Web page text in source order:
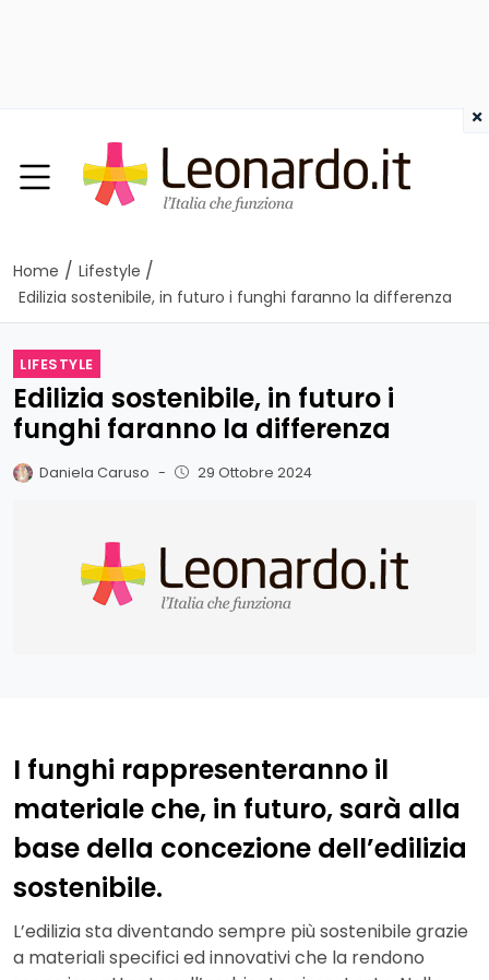
Home / Lifestyle /
Edilizia sostenibile, in futuro i funghi faranno la differenza
LIFESTYLE
Edilizia sostenibile, in futuro i
funghi faranno la differenza
Daniela Caruso - 29 Ottobre 2024
I funghi rappresenteranno il
materiale che, in futuro, sarà alla
base della concezione dell’edilizia
sostenibile.
L’edilizia sta diventando sempre più sostenibile grazie
a materiali specifici ed innovativi che la rendono
×